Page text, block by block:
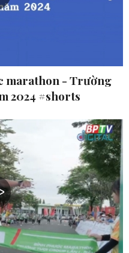
marathon - Trường
2024 #shorts